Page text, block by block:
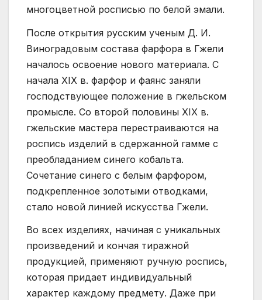
многоцветной росписью по белой эмали.
После открытия русским ученым Д. И.
Виноградовым состава фарфора в Гжели
началось освоение нового материала. С
начала XIX в. фарфор и фаянс заняли
господствующее положение в гжельском
промысле. Со второй половины XIX в.
гжельские мастера перестраиваются на
роспись изделий в сдержанной гамме с
преобладанием синего кобальта.
Сочетание синего с белым фарфором,
подкрепленное золотыми отводками,
стало новой линией искусства Гжели.
Во всех изделиях, начиная с уникальных
произведений и кончая тиражной
продукцией, применяют ручную роспись,
которая придает индивидуальный
характер каждому предмету. Даже при